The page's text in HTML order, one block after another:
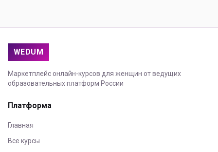
WEDUM
Маркетплейс онлайн-курсов для женщин от ведущих
образовательных платформ России
Платформа
Главная
Все курсы